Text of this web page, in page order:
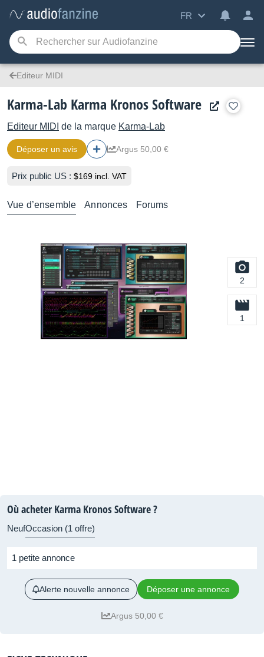
FR
Editeur MIDI
Karma-Lab Karma Kronos Software
Editeur MIDI de la marque Karma-Lab
Déposer un avis Argus 50,00 €
Prix public US : $169 incl. VAT
Vue d’ensemble Annonces Forums
2
1
Où acheter Karma Kronos Software ?
NeufOccasion (1 offre)
1 petite annonce
Alerte nouvelle annonce Déposer une annonce
Argus 50,00 €